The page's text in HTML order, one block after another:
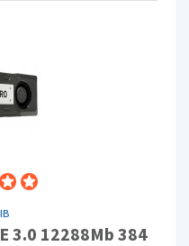
3.0 12288Mb 384